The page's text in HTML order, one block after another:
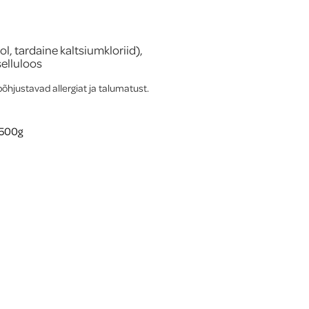
tardaine kaltsiumkloriid),
allergiat ja talumatust.